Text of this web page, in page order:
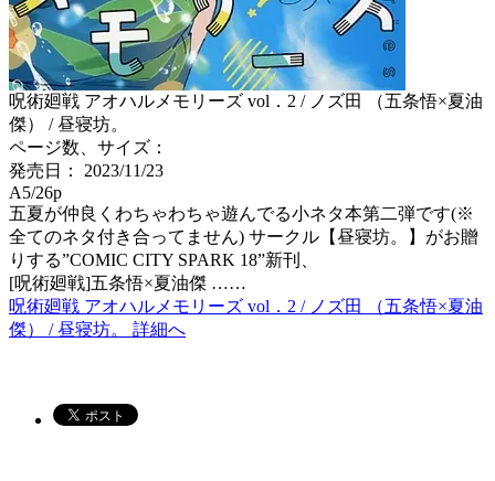
呪術廻戦 アオハルメモリーズ vol．2 / ノズ田 （五条悟×夏油
傑） / 昼寝坊。
ページ数、サイズ：
発売日： 2023/11/23
A5/26p
五夏が仲良くわちゃわちゃ遊んでる小ネタ本第二弾です(※
全てのネタ付き合ってません) サークル【昼寝坊。】がお贈
りする”COMIC CITY SPARK 18”新刊、
[呪術廻戦]五条悟×夏油傑 ……
呪術廻戦 アオハルメモリーズ vol．2 / ノズ田 （五条悟×夏油
傑） / 昼寝坊。 詳細へ